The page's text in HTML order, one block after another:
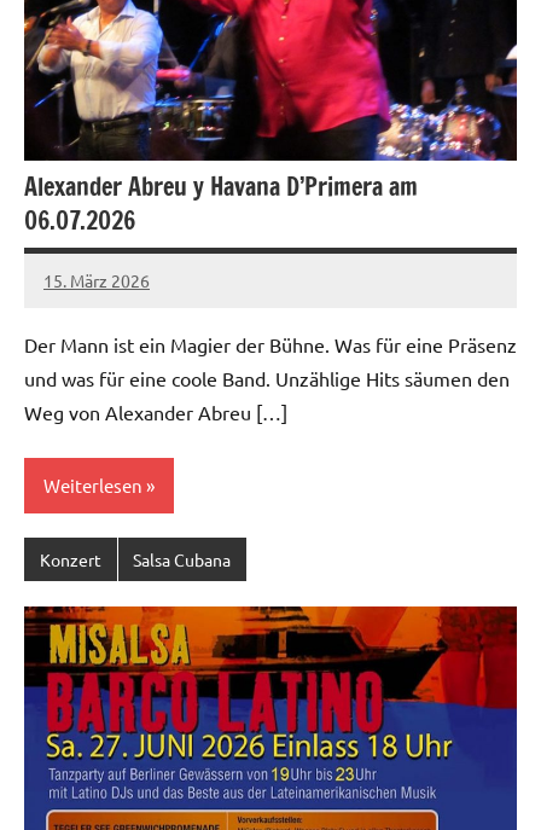
Alexander Abreu y Havana D’Primera am
06.07.2026
15. März 2026
Salsa-
Redaktion
Der Mann ist ein Magier der Bühne. Was für eine Präsenz
und was für eine coole Band. Unzählige Hits säumen den
Weg von Alexander Abreu […]
Weiterlesen
Konzert Salsa Cubana